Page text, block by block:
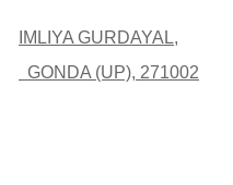
IMLIYA GURDAYAL,
GONDA (UP), 271002